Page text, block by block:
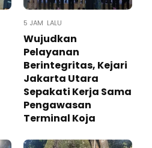
5 JAM LALU
Wujudkan
Pelayanan
Berintegritas, Kejari
Jakarta Utara
Sepakati Kerja Sama
Pengawasan
Terminal Koja